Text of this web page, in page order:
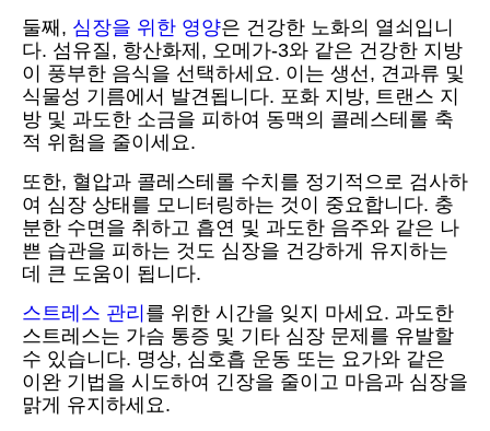
둘째, 심장을 위한 영양은 건강한 노화의 열쇠입니
다. 섬유질, 항산화제, 오메가-3와 같은 건강한 지방
이 풍부한 음식을 선택하세요. 이는 생선, 견과류 및
식물성 기름에서 발견됩니다. 포화 지방, 트랜스 지
방 및 과도한 소금을 피하여 동맥의 콜레스테롤 축
적 위험을 줄이세요.
또한, 혈압과 콜레스테롤 수치를 정기적으로 검사하
여 심장 상태를 모니터링하는 것이 중요합니다. 충
분한 수면을 취하고 흡연 및 과도한 음주와 같은 나
쁜 습관을 피하는 것도 심장을 건강하게 유지하는
데 큰 도움이 됩니다.
스트레스 관리 를 위한 시간을 잊지 마세요. 과도한
스트레스는 가슴 통증 및 기타 심장 문제를 유발할
수 있습니다. 명상, 심호흡 운동 또는 요가와 같은
이완 기법을 시도하여 긴장을 줄이고 마음과 심장을
맑게 유지하세요.